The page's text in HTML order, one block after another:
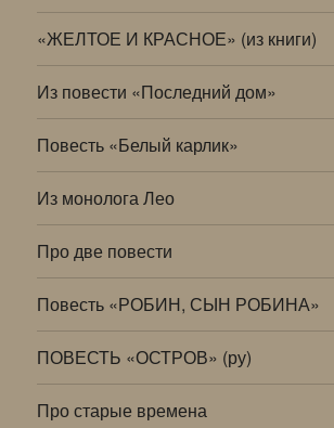
«ЖЕЛТОЕ И КРАСНОЕ» (из книги)
Из повести «Последний дом»
Повесть «Белый карлик»
Из монолога Лео
Про две повести
Повесть «РОБИН, СЫН РОБИНА»
ПОВЕСТЬ «ОСТРОВ» (ру)
Про старые времена